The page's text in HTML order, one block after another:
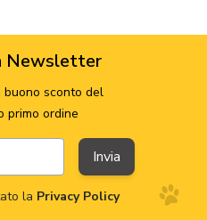
Newsletter
buono sconto del
primo ordine
Indirizzo email Invia
la Privacy Policy